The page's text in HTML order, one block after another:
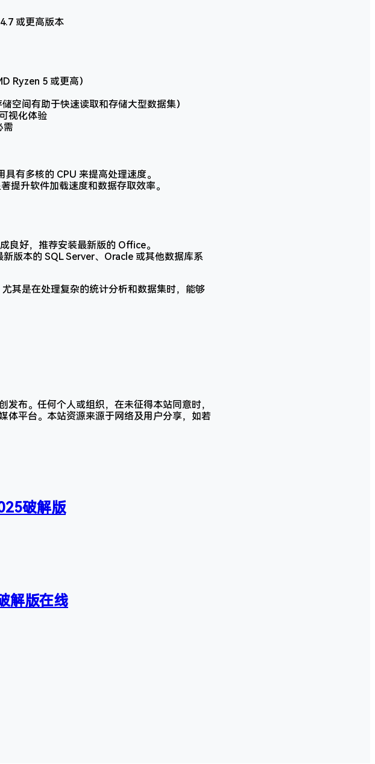
或更高版本
Ryzen 5 或更高）
空间有助于快速读取和存储大型数据集）
视化体验
需
有多核的 CPU 来提高处理速度。
提升软件加载速度和数据存取效率。
良好，推荐安装最新版的 Office。
版本的 SQL Server、Oracle 或其他数据库系
其是在处理复杂的统计分析和数据集时，能够
布。任何个人或组织，在未征得本站同意时，
体平台。本站资源来源于网络及用户分享，如若
破解版
解版在线